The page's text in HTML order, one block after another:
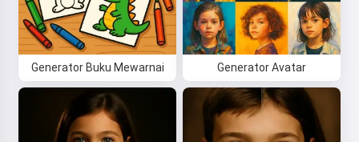
Generator Buku Mewarnai Generator Avatar
Baca dongeng
Dengan mulai menggunakan layanan ini, Anda